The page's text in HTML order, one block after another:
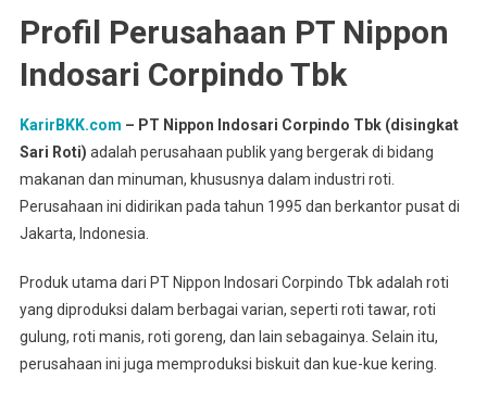
Profil Perusahaan PT Nippon
Indosari Corpindo Tbk
KarirBKK.com – PT Nippon Indosari Corpindo Tbk (disingkat
Sari Roti) adalah perusahaan publik yang bergerak di bidang
makanan dan minuman, khususnya dalam industri roti.
Perusahaan ini didirikan pada tahun 1995 dan berkantor pusat di
Jakarta, Indonesia.
Produk utama dari PT Nippon Indosari Corpindo Tbk adalah roti
yang diproduksi dalam berbagai varian, seperti roti tawar, roti
gulung, roti manis, roti goreng, dan lain sebagainya. Selain itu,
perusahaan ini juga memproduksi biskuit dan kue-kue kering.